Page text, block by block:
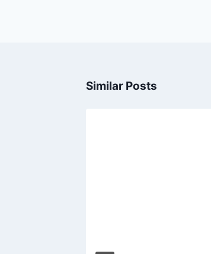
Similar Posts